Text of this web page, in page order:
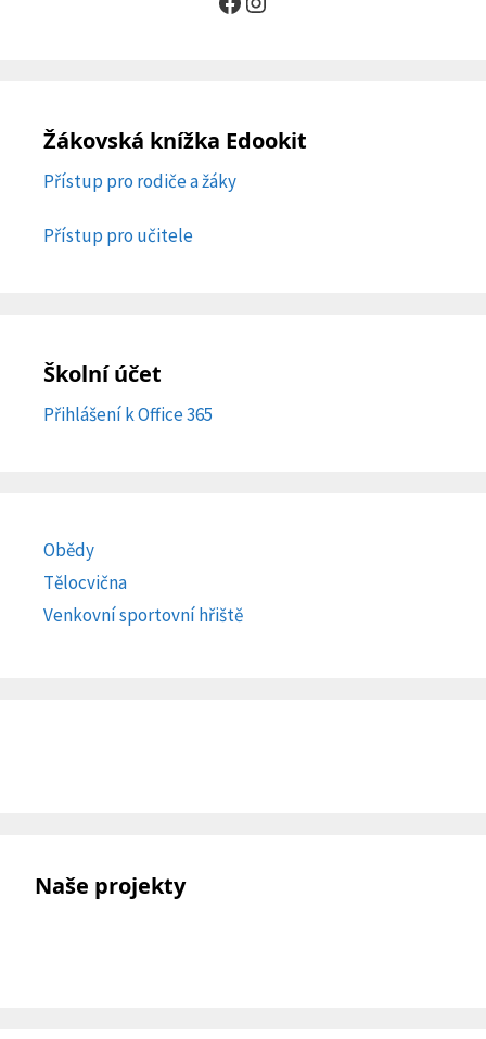
Žákovská knížka Edookit
Přístup pro rodiče a žáky
Přístup pro učitele
Školní účet
Přihlášení k Office 365
Obědy
Tělocvična
Venkovní sportovní hřiště
Naše projekty